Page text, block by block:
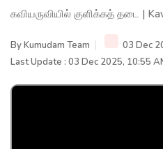
கவியருவியில் குளிக்கத் தடை |
ByKumudam Team
03 Dec
Last Update : 03 Dec 2025, 10:55